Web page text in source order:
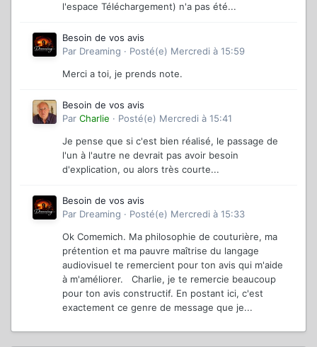
l'espace Téléchargement) n'a pas été...
Besoin de vos avis
Par Dreaming · Posté(e) Mercredi à 15:59
Merci a toi, je prends note.
Besoin de vos avis
Par Charlie · Posté(e) Mercredi à 15:41
Je pense que si c'est bien réalisé, le passage de
l'un à l'autre ne devrait pas avoir besoin
d'explication, ou alors très courte...
Besoin de vos avis
Par Dreaming · Posté(e) Mercredi à 15:33
Ok Comemich. Ma philosophie de couturière, ma
prétention et ma pauvre maîtrise du langage
audiovisuel te remercient pour ton avis qui m'aide
à m'améliorer. Charlie, je te remercie beaucoup
pour ton avis constructif. En postant ici, c'est
exactement ce genre de message que je...